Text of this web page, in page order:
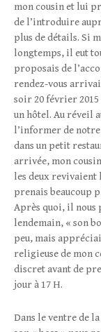
mon cousin et lui
de l’introduire
plus de détails. Si
longtemps, il eut
proposais de
rendez-vous
soir 20 février 2015
un hôtel. Au réveil
l’informer de
dans un petit
arrivée, mon
les deux revivaient
prenais beaucoup
Après quoi, il nous
lendemain, « son
peu, mais
religieuse de mon
discret avant de
jour à 17 H.
Dans le ventre de